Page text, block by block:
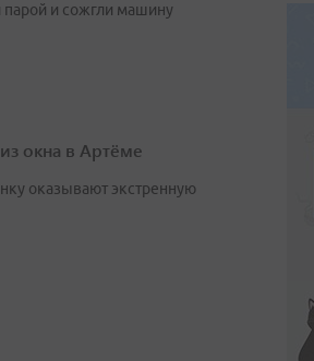
парой и сожгли машину
окна в Артёме
оказывают экстренную